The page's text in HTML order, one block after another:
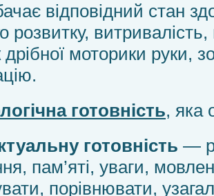
відповідний стан
розвитку, витривалість,
дрібної моторики руки,
готовність, яка
готовність —
пам’яті, уваги,
порівнювати,